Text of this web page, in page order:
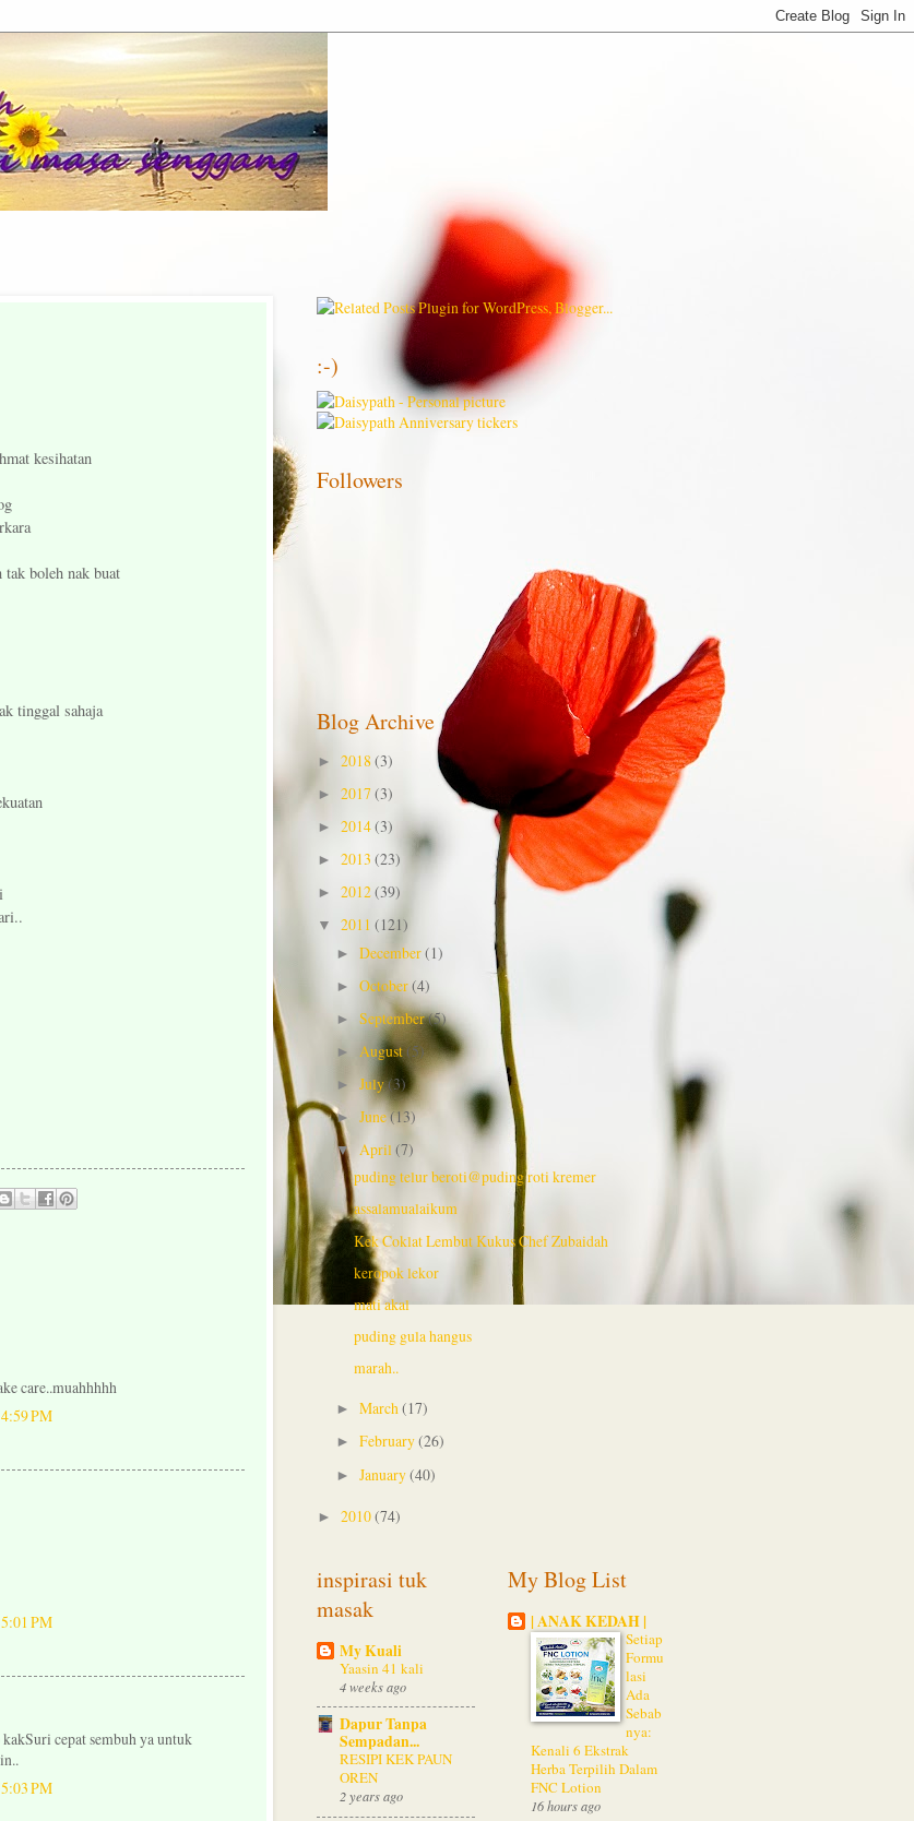
kesihatan
tak boleh nak buat
tinggal sahaja
care..muahhhhh
PM
PM
cepat sembuh ya untuk
PM
:-)
Followers
Blog Archive
► 2018(3)
► 2017(3)
► 2014(3)
► 2013 (23)
► 2012(39)
▼ 2011 (121)
► December(1)
► October(4)
► September(5)
► August(5)
► July(3)
► June(13)
▼ April(7)
puding telur beroti@puding roti kremer
assalamualaikum
Kek Coklat Lembut Kukus Chef Zubaidah
keropok lekor
mati akal
puding gula hangus
marah..
► March(17)
► February(26)
► January(40)
► 2010(74)
inspirasi tuk
masak
My Kuali
Yaasin 41 kali
4 weeks ago
Dapur Tanpa
Sempadan...
RESIPI KEK PAUN
OREN
2 years ago
My Blog List
| ANAK KEDAH |
Setiap
Formu
lasi
Ada
Sebab
nya:
Kenali 6 Ekstrak
Herba Terpilih Dalam
FNC Lotion
16 hours ago